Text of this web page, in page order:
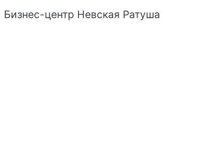
Бизнес-центр Невская Ратуша